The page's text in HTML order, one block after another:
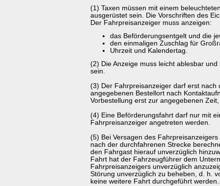
(1) Taxen müssen mit einem
ausgerüstet sein. Die Vorschriften des
Der Fahrpreisanzeiger muss anzeigen:
das Beförderungsentgelt und die
den einmaligen Zuschlag für
Uhrzeit und Kalendertag.
(2) Die Anzeige muss leicht ablesbar
sein.
(3) Der Fahrpreisanzeiger darf erst nach
angegebenen Bestellort nach
Vorbestellung erst zur angegebenen
(4) Eine Beförderungsfahrt darf nur mit
Fahrpreisanzeiger angetreten werden.
(5) Bei Versagen des
nach der durchfahrenen Strecke
den Fahrgast hierauf unverzüglich
Fahrt hat der Fahrzeugführer dem
Fahrpreisanzeigers unverzüglich
Störung unverzüglich zu beheben, d. h.
keine weitere Fahrt durchgeführt